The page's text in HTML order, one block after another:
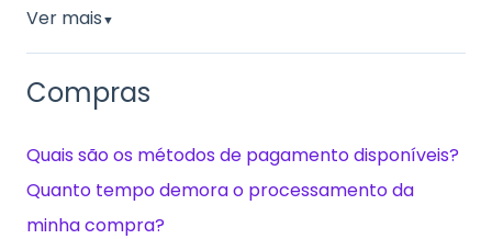
Ver mais▼
Compras
Quais são os métodos de pagamento disponíveis?
Quanto tempo demora o processamento da
minha compra?